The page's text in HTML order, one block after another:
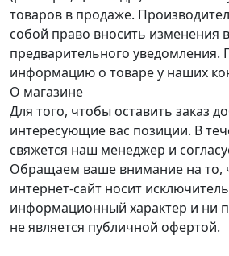
товаров в продаже.
собой право вносить изменения
предварительного уведомления.
информацию о товаре у наших
О магазине
Для того, чтобы оставить заказ
интересующие вас позиции. В
свяжется наш менеджер и
Обращаем ваше внимание на то,
интернет-сайт носит
информационный характер и ни
не является публичной офертой.